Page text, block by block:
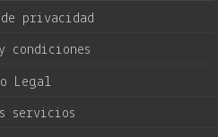
privacidad
condiciones
Legal
servicios